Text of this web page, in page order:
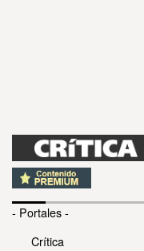
- Portales -
Crítica